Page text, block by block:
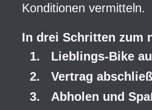
Konditionen vermitteln.
In drei Schritten zum
Lieblings-Bike
Vertrag
Abholen und